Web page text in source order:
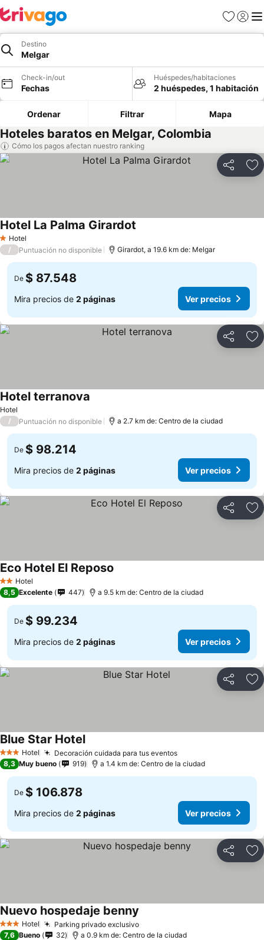
Favoritos
Iniciar
Destino
Melgar
Check-in/out
Fechas
Huéspedes/habitaciones
2 huéspedes, 1 habitación
Ordenar Filtrar Mapa
Hoteles baratos en Melgar, Colombia
Cómo los pagos afectan nuestro ranking
Compartir
1 Estrellas
Hotel
Hotel La Palma Girardot
/ Puntuación no disponible Girardot, a 19.6 km de: Melgar
De $ 87.548
Mira precios de 2 páginas Ver precios
Compartir
Hotel
Hotel terranova
/ Puntuación no disponible a 2.7 km de: Centro de la ciudad
De $ 98.214
Mira precios de 2 páginas Ver precios
Compartir
2 Estrellas
Hotel
Eco Hotel El Reposo
8,5 Excelente 447 a 9.5 km de: Centro de la ciudad
De $ 99.234
Mira precios de 2 páginas Ver precios
Compartir
3 Estrellas
Hotel Decoración cuidada para tus eventos
Blue Star Hotel
8,3 Muy bueno 919 a 1.4 km de: Centro de la ciudad
De $ 106.878
Mira precios de 2 páginas Ver precios
Compartir
3 Estrellas
Hotel Parking privado exclusivo
Nuevo hospedaje benny
7,6 Bueno 32 a 0.9 km de: Centro de la ciudad